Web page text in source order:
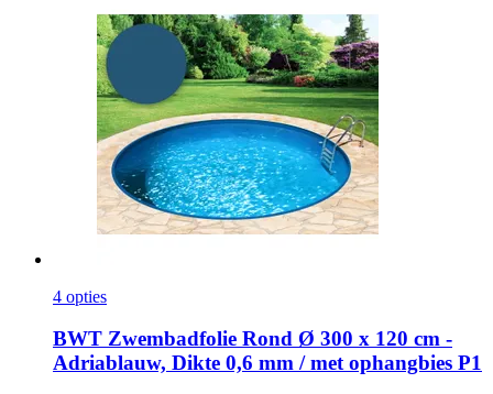
4 opties
BWT Zwembadfolie Rond Ø 300 x 120 cm -​
Adriablauw, Dikte 0,6 mm / met ophangbies P1